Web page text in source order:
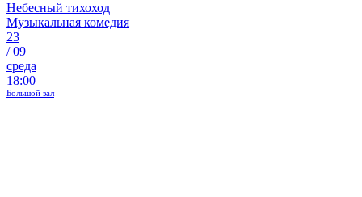
Небесный тихоход
Музыкальная комедия
23
/09
среда
18:00
Большой зал